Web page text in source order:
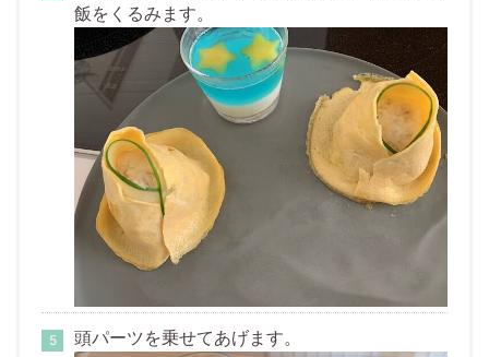
飯をくるみます。
頭パーツを乗せてあげます。